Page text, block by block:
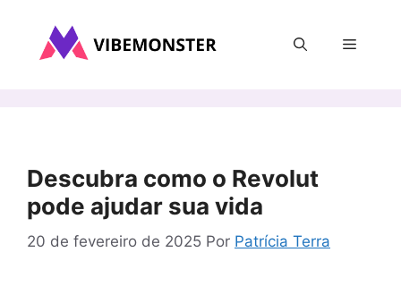
Menu
Descubra como o Revolut
pode ajudar sua vida
20 de fevereiro de 2025 Por Patrícia Terra